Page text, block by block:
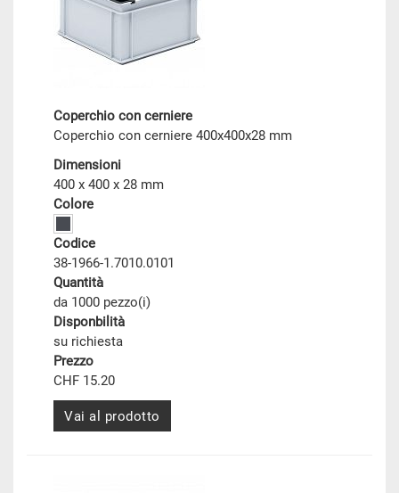
Coperchio con cerniere
Coperchio con cerniere 400x400x28 mm
Dimensioni
400 x 400 x 28 mm
Colore
Codice
38-1966-1.7010.0101
Quantità
da 1000 pezzo(i)
Disponbilità
su richiesta
Prezzo
CHF 15.20
Vai al prodotto